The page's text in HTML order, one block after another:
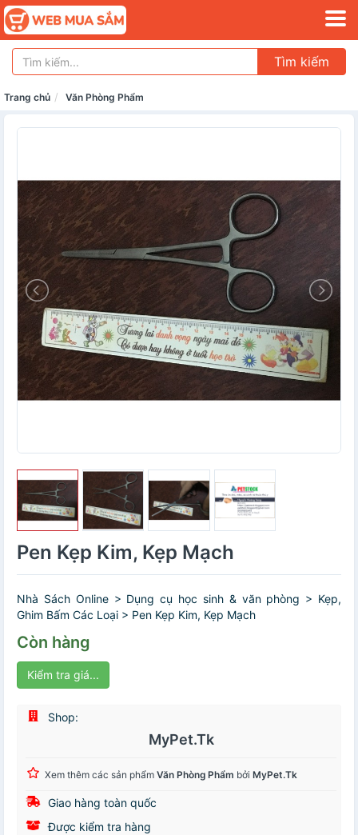
Tìm kiếm
Trang chủ Văn Phòng Phẩm
Pen Kẹp Kim, Kẹp Mạch
Nhà Sách Online > Dụng cụ học sinh & văn phòng > Kẹp,
Ghim Bấm Các Loại > Pen Kẹp Kim, Kẹp Mạch
Còn hàng
Kiểm tra giá...
Shop:
MyPet.Tk
Xem thêm các sản phẩm Văn Phòng Phẩm bởi MyPet.Tk
Giao hàng toàn quốc
Được kiểm tra hàng